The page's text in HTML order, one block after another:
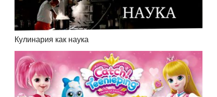
Кулинария как наука